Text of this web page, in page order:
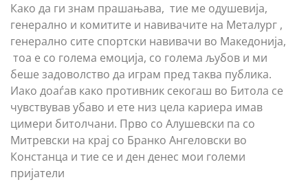
Како да ги знам прашањава, тие ме одушевија,
генерално и комитите и навивачите на Металург ,
генерално сите спортски навивачи во Македонија,
тоа е со голема емоција, со голема љубов и ми
беше задоволство да играм пред таква публика.
Иако доаѓав како противник секогаш во Битола се
чувствував убаво и ете низ цела кариера имав
цимери битолчани. Прво со Алушевски па со
Митревски на крај со Бранко Ангеловски во
Констанца и тие се и ден денес мои големи
пријатели